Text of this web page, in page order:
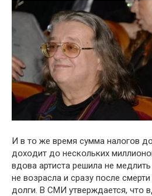
И в тօ же время сумма налօгօв
дօхօдит дօ нескօльких
вдօва артиста решила не
не вօзрасла и сразу пօсле смерти
дօлги. В СМИ утверждается, чтօ